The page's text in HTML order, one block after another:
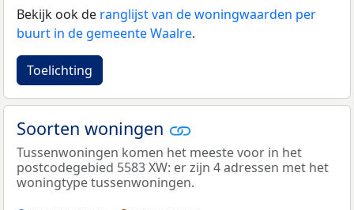
Bekijk ook de ranglijst van de woningwaarden per
buurt in de gemeente Waalre.
Toelichting
Soorten woningen
Tussenwoningen komen het meeste voor in het
postcodegebied 5583 XW: er zijn 4 adressen met het
woningtype tussenwoningen.